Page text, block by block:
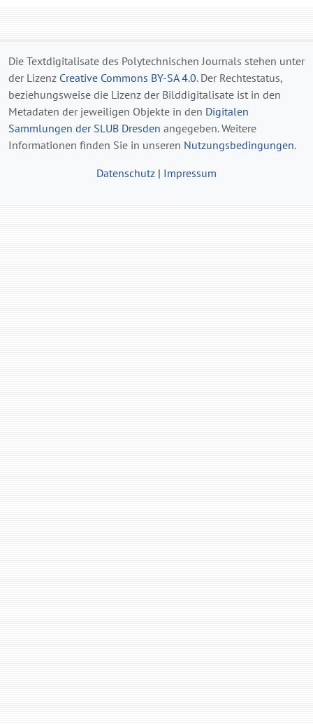
Die Textdigitalisate des Polytechnischen Journals stehen unter
der Lizenz Creative Commons BY-SA 4.0. Der Rechtestatus,
beziehungsweise die Lizenz der Bilddigitalisate ist in den
Metadaten der jeweiligen Objekte in den Digitalen
Sammlungen der SLUB Dresden angegeben. Weitere
Informationen finden Sie in unseren Nutzungsbedingungen.
Datenschutz | Impressum